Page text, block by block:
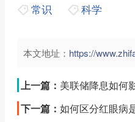
常识 科学
本文地址：
上一篇： 美联储降息如何
下一篇： 如何区分红眼病